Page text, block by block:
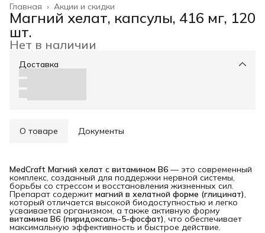
Акции и скидки
Главная ›
Магний хелат, капсулы, 416 мг, 120
шт.
Нет в наличии
Доставка
О товаре Документы
MedCraft Магний хелат с витамином В6 — это современный
комплекс, созданный для поддержки нервной системы,
борьбы со стрессом и восстановления жизненных сил.
Препарат содержит магний в хелатной форме (глицинат),
который отличается высокой биодоступностью и легко
усваивается организмом, а также активную форму
витамина В6 (пиридоксаль-5-фосфат), что обеспечивает
максимальную эффективность и быстрое действие.